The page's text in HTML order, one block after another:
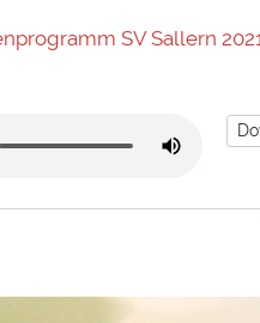
SV Sallern